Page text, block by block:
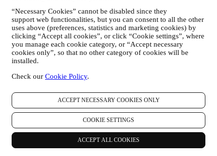
“Necessary Cookies” cannot be disabled since they
support web functionalities, but you can consent to all the other
uses above (preferences, statistics and marketing cookies) by
clicking “Accept all cookies”, or click “Cookie settings”, where
you manage each cookie category, or “Accept necessary
cookies only”, so that no other category of cookies will be
installed.
Check our Cookie Policy.
ACCEPT NECESSARY COOKIES ONLY
COOKIE SETTINGS
ACCEPT ALL COOKIES
o per esercitare i vostri diritti ai sensi privacy, potete inviarci un'e-
mail all'indirizzo privacy@lecreuset.com per segnalarci la vostra
richiesta e vi risponderemo in modo tempestivo.
Informativa Sulla Privacy Di Le Creuset Completa
Le Creuset è impegnata a proteggere i vostri dati personali e la
vostra privacy e la presente Informativa illustra in che modo
raccogliamo e trattiamo i vostri dati personali in conformità alla
normativa UE in materia di protezione dei dati (ivi incluso il
alla legge applicabile in materia di protezione dei dati nel vostro
Paese, territorio o luogo di residenza (le “Leggi in materia di
protezione dei dati”).
A) QUANDO RACCOGLIAMO DATI DA VOI E CHE TIPO DI DATI
RACCOGLIAMO?
Per “dati personali” si intende qualsiasi informazione relativa a voi e